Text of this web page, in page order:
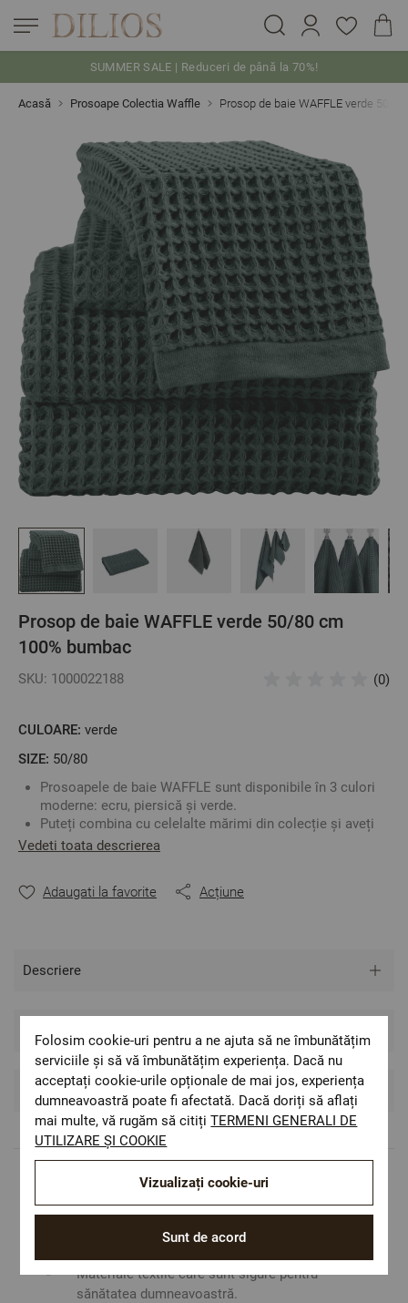
SUMMER SALE | Reduceri de până la 70%!
Acasă Prosoape Colectia Waffle Prosop de baie WAFFLE verde 50/
Prosop de baie WAFFLE verde 50/80 cm
100% bumbac
SKU: 1000022188 (0)
CULOARE: verde
SIZE: 50/80
Prosoapele de baie WAFFLE sunt disponibile în 3 culori
moderne: ecru, piersică și verde.
Puteți combina cu celelalte mărimi din colecție și aveți
un set complet de prosoape de baie.
Material:100% Bumbac
** Fotografiile sunt orientative. Poate varia ușor culoarea
Vedeti toata descrierea
Adaugati la favorite Acțiune
Descriere
Îngrijire și origine
Recenzii si Comentarii
Livrare rapida
Costul de livrare este 19.60 lei pe teritoriul
Materiale textile care sunt sigure pentru
sănătatea dumneavoastră.
Folosim cookie-uri pentru a ne ajuta să ne îmbunătățim
serviciile și să vă îmbunătățim experiența. Dacă nu
acceptați cookie-urile opționale de mai jos, experiența
dumneavoastră poate fi afectată. Dacă doriți să aflați
mai multe, vă rugăm să citițiTERMENI GENERALI DE
UTILIZARE ȘI COOKIE
Sunt de acord
Vizualizați cookie-uri